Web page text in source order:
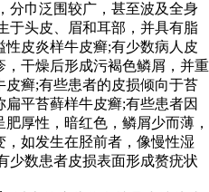
分巾泛围较广，甚至波及全身
于头皮、眉和耳部，并具有脂
皮炎样牛皮癣;有少数病人皮
干燥后形成污褐色鳞屑，并重
癣;有些患者的皮损倾向于苔
平苔藓样牛皮癣;有些患者因
厚性，暗红色，鳞屑少而薄，
如发生在胫前者，像慢性湿
少数患者皮损表面形成赘疣状